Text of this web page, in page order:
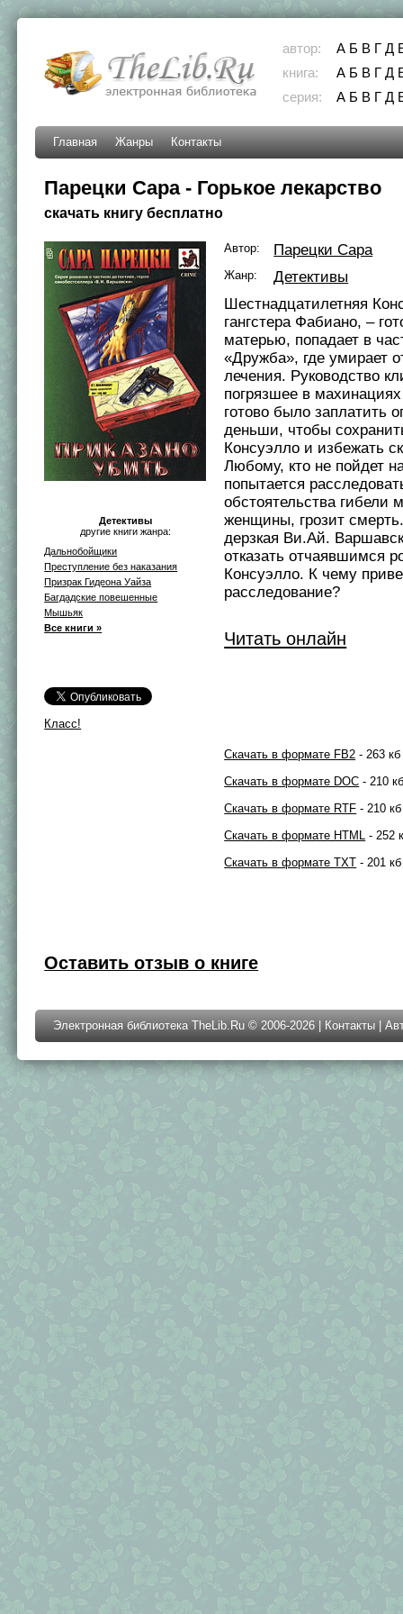
автор: А Б В Г Д
книга:
А Б В Г Д
серия:
А Б В Г Д
Главная Жанры Контакты
Парецки Сара - Горькое лекарство
скачать книгу бесплатно
Детективы
другие книги жанра:
Дальнобойщики
Преступление без наказания
Призрак Гидеона Уайза
Багдадские повешенные
Мышьяк
Все книги »
Класс!
Автор: Парецки Сара
Жанр:
Детективы
Шестнадцатилетняя
гангстера Фабиано, –
матерью, попадает в
«Дружба», где умирает
лечения. Руководство
погрязшее в
готово было заплатить
деньши, чтобы
Консуэлло и избежать
Любому, кто не пойдет
попытается
обстоятельства гибели
женщины, грозит
дерзкая Ви.Ай.
отказать отчаявшимся
Консуэлло. К чему
расследование?
Читать онлайн
Скачать в формате FB2 - 263 кб
Скачать в формате DOC - 210
Скачать в формате RTF - 210 кб
Скачать в формате HTML - 252
Скачать в формате TXT - 201 кб
Оставить отзыв о книге
Электронная библиотека TheLib.Ru © 2006-2026 | Контакты |